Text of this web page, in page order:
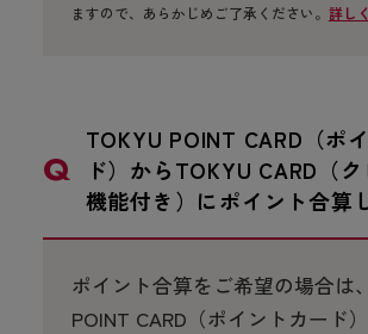
ますので、あらかじめご了承ください。 詳し
TOKYU POINT CARD（ポ
ド）からTOKYU CARD（
機能付き）にポイント合算
ポイント合算をご希望の場合は
POINT CARD（ポイントカード